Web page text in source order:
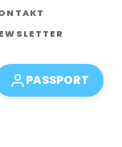
PASSPORT